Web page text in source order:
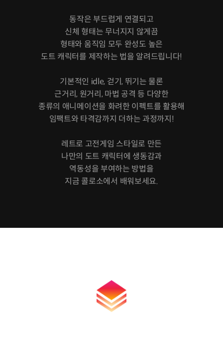
동작은 부드럽게 연결되고
신체 형태는 무너지지 않게끔
형태와 움직임 모두 완성도 높은
도트 캐릭터를 제작하는 법을 알려드립니다!
기본적인 idle, 걷기, 뛰기는 물론
근거리, 원거리, 마법 공격 등 다양한
종류의 애니메이션을 화려한 이펙트를 활용해
임팩트와 타격감까지 더하는 과정까지!
레트로 고전게임 스타일로 만든
나만의 도트 캐릭터에 생동감과
역동성을 부여하는 방법을
지금 콜로소에서 배워보세요.